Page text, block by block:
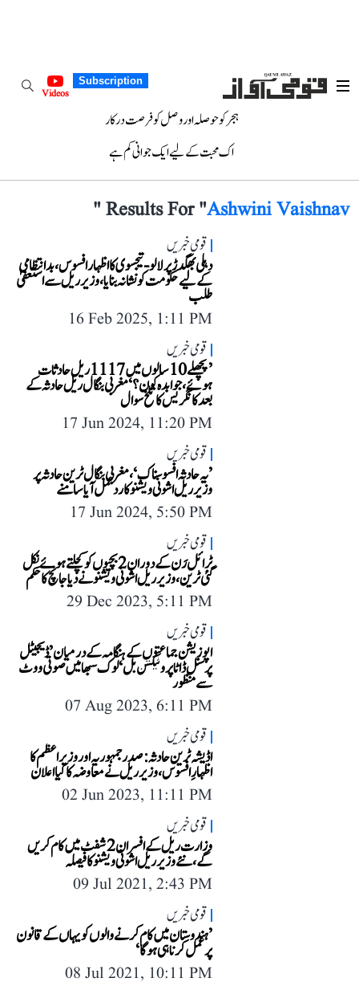
Subscription
Videos
ہجر کو حوصلہ اور وصل کو فرصت درکار
اک محبت کے لیے ایک جوانی کم ہے
Results For "Ashwini Vaishnav
"
قومی خبریں
دہلی بھگدڑ پر لالو-تیجسوی کا اظہار افسوس، بدانتظامی
کے لیے حکومت کو نشانہ بنایا، وزیر ریل سے استعفیٰ
طلب
16 Feb 2025, 1:11 PM
قومی خبریں
’پچھلے 10 سالوں میں 1117 ریل حادثات
ہوئے، جوابدہ کون؟‘ مغربی بنگال ریل حادثہ کے
بعد کانگریس کا تلخ سوال
17 Jun 2024, 11:20 PM
قومی خبریں
’یہ حادثہ افسوسناک‘، مغربی بنگال ٹرین حادثہ پر
وزیر ریل اشونی ویشنو کا رد عمل آیا سامنے
17 Jun 2024, 5:50 PM
قومی خبریں
ٹرائل رَن کے دوران 2 بچیوں کو کچلتے ہوئے نکل
گئی ٹرین، وزیر ریل اشونی ویشنو نے دیا جانچ کا حکم
29 Dec 2023, 5:11 PM
قومی خبریں
اپوزیشن جماعتوں کے ہنگامہ کے درمیان ’ڈیجیٹل
پرسنل ڈاٹا پروٹیکشن بل‘ لوک سبھا میں صوتی ووٹ
سے منظور
07 Aug 2023, 6:11 PM
قومی خبریں
اڈیشہ ٹرین حادثہ: صدر جمہوریہ اور وزیر اعظم کا
اظہارِ افسوس، وزیر ریل نے معاوضہ کا کیا اعلان
02 Jun 2023, 11:11 PM
قومی خبریں
وزارت ریل کے افسران 2 شفٹ میں کام کریں
گے، نئے وزیر ریل اشونی ویشنو کا فیصلہ
09 Jul 2021, 2:43 PM
قومی خبریں
’ہندوستان میں کام کرنے والوں کو یہاں کے قانون
پر عمل کرنا ہی ہوگا‘
08 Jul 2021, 10:11 PM